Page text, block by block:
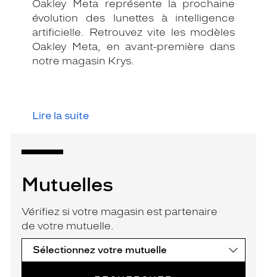
Oakley Meta représente la prochaine
évolution des lunettes à intelligence
artificielle. Retrouvez vite les modèles
Oakley Meta, en avant-première dans
notre magasin Krys.
Lire la suite
Mutuelles
Vérifiez si votre magasin est partenaire
de votre mutuelle.